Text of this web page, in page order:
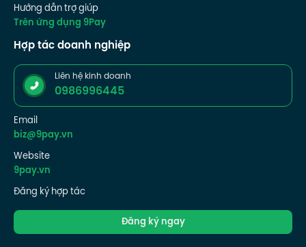
Hướng dẫn trợ giúp
Trên ứng dụng 9Pay
Hợp tác doanh nghiệp
Liên hệ kinh doanh
0986996445
Email
biz@9pay.vn
Website
9pay.vn
Đăng ký hợp tác
Đăng ký ngay